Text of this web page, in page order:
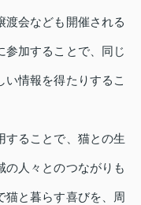
渡会なども開催される
参加することで、同じ
情報を得たりするこ
することで、猫との生
の人々とのつながりも
猫と暮らす喜びを、周